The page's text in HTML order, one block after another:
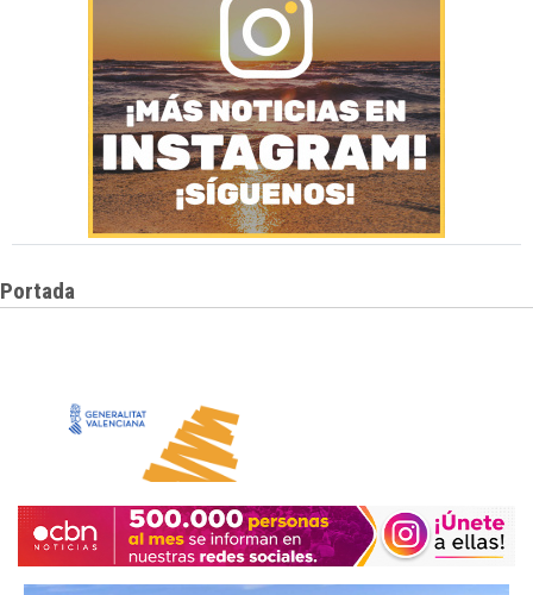
Portada